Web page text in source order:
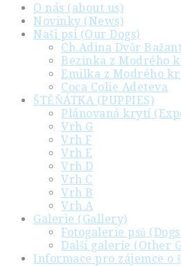
O nás (about us)
Novinky (News)
Naši psi (Our Dogs)
Ch.Adina Dvůr
Bezinka z Modrého
Emilka z Modrého
Coca Colie Adeteva
ŠTĚŇÁTKA (PUPPIES)
Plánovaná krytí
Vrh G
Vrh F
Vrh E
Vrh D
Vrh C
Vrh B
Vrh A
Galerie (Gallery)
Fotogalerie psů
Další galerie (Other
Informace pro zájemce o